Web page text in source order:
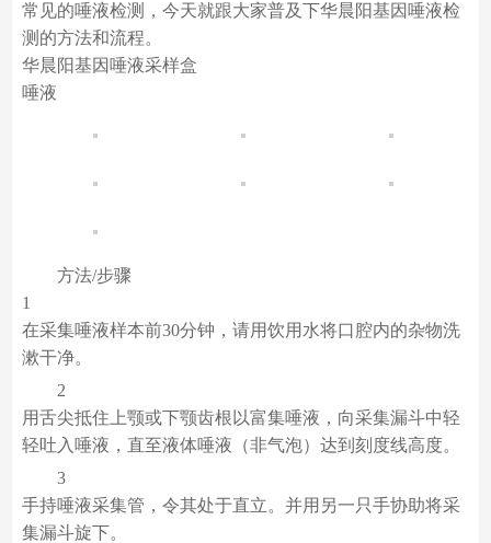
常见的唾液检测，今天就跟大家普及下华晨阳基因唾液检
测的方法和流程。
华晨阳基因唾液采样盒
唾液
方法/步骤
1
在采集唾液样本前30分钟，请用饮用水将口腔内的杂物洗
漱干净。
2
用舌尖抵住上颚或下颚齿根以富集唾液，向采集漏斗中轻
轻吐入唾液，直至液体唾液（非气泡）达到刻度线高度。
3
手持唾液采集管，令其处于直立。并用另一只手协助将采
集漏斗旋下。